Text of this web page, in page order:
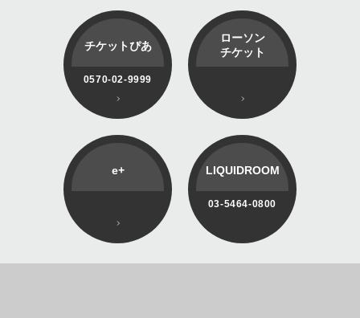
チケットぴあ
0570-02-9999
ローソン
チケット
e+ LIQUIDROOM
03-5464-0800